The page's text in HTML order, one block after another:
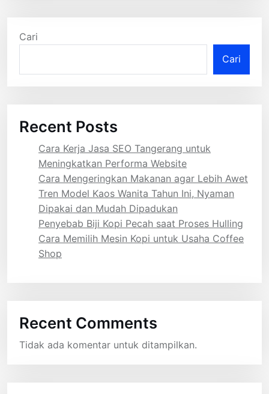
Cari
Cari
Recent Posts
Cara Kerja Jasa SEO Tangerang untuk
Meningkatkan Performa Website
Cara Mengeringkan Makanan agar Lebih Awet
Tren Model Kaos Wanita Tahun Ini, Nyaman
Dipakai dan Mudah Dipadukan
Penyebab Biji Kopi Pecah saat Proses Hulling
Cara Memilih Mesin Kopi untuk Usaha Coffee
Shop
Recent Comments
Tidak ada komentar untuk ditampilkan.